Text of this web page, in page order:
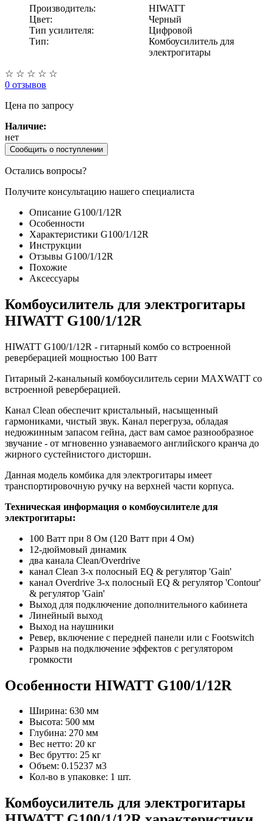
Производитель:
HIWATT
Цвет:
Черный
Тип усилителя:
Цифровой
Тип:
Комбоусилитель для
электрогитары
☆ ☆ ☆ ☆ ☆
0 отзывов
Цена по запросу
Наличие:
нет
Сообщить о поступлении
Остались вопросы?
Получите консультацию нашего специалиста
Описание G100/1/12R
Особенности
Характеристики G100/1/12R
Инструкции
Отзывы G100/1/12R
Похожие
Аксессуары
Комбоусилитель для электрогитары
HIWATT G100/1/12R
HIWATT G100/1/12R - гитарный комбо со встроенной
реверберацией мощностью 100 Ватт
Гитарный 2-канальный комбоусилитель серии MAXWATT со
встроенной реверберацией.
Канал Clean обеспечит кристальный, насыщенный
гармониками, чистый звук. Канал перегруза, обладая
недюжинным запасом гейна, даст вам самое разнообразное
звучание - от мгновенно узнаваемого английского кранча до
жирного сустейнистого дисторшн.
Данная модель комбика для электрогитары имеет
транспортировочную ручку на верхней части корпуса.
Техническая информация о комбоусилителе для
электрогитары:
100 Ватт при 8 Ом (120 Ватт при 4 Ом)
12-дюймовый динамик
два канала Clean/Overdrive
канал Clean 3-х полосный EQ & регулятор 'Gain'
канал Overdrive 3-х полосный EQ & регулятор 'Contour'
& регулятор 'Gain'
Выход для подключение дополнительного кабинета
Линейный выход
Выход на наушники
Ревер, включение с передней панели или с Footswitсh
Разрыв на подключение эффектов с регулятором
громкости
Особенности HIWATT G100/1/12R
Ширина: 630 мм
Высота: 500 мм
Глубина: 270 мм
Вес нетто: 20 кг
Вес брутто: 25 кг
Объем: 0.15237 м3
Кол-во в упаковке: 1 шт.
Комбоусилитель для электрогитары